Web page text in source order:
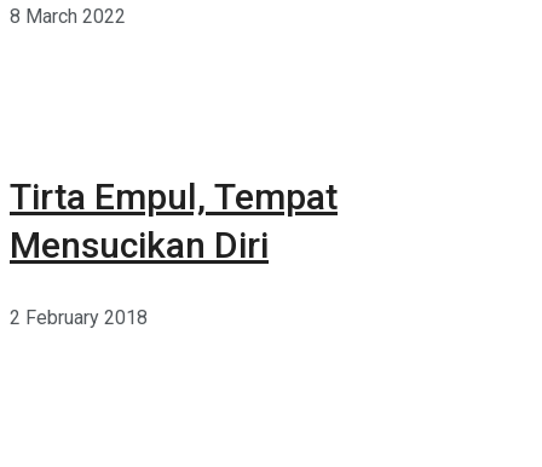
8 March 2022
Tirta Empul, Tempat
Mensucikan Diri
2 February 2018